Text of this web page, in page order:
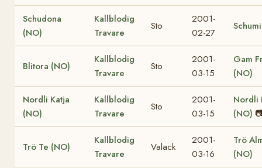
Schudona
(NO)
Kallblodig
Travare
Sto
2001-
02-27
Blitora (NO)
Kallblodig
Travare
Sto
2001-
03-15
Gam
(NO)
Nordli Katja
(NO)
Kallblodig
Travare
Sto
2001-
03-15
Nordli
(NO)
Trö Te (NO)
Kallblodig
Travare
Valack
2001-
03-16
Trö
(NO)